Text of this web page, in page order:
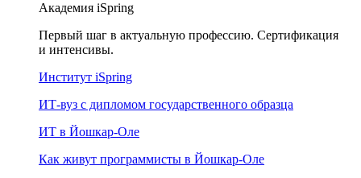
Академия iSpring
Первый шаг в актуальную профессию. Сертификация
и интенсивы.
Институт iSpring
ИТ-вуз с дипломом государственного образца
ИТ в Йошкар-Оле
Как живут программисты в Йошкар‑Оле